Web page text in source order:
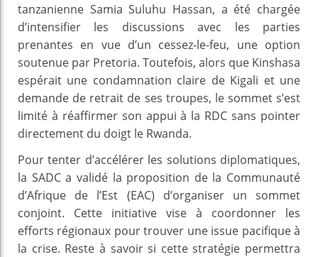
tanzanienne Samia Suluhu Hassan, a été chargée
d’intensifier les discussions avec les parties
prenantes en vue d’un cessez-le-feu, une option
soutenue par Pretoria. Toutefois, alors que Kinshasa
espérait une condamnation claire de Kigali et une
demande de retrait de ses troupes, le sommet s’est
limité à réaffirmer son appui à la RDC sans pointer
directement du doigt le Rwanda.
Pour tenter d’accélérer les solutions diplomatiques,
la SADC a validé la proposition de la Communauté
d’Afrique de l’Est (EAC) d’organiser un sommet
conjoint. Cette initiative vise à coordonner les
efforts régionaux pour trouver une issue pacifique à
la crise. Reste à savoir si cette stratégie permettra